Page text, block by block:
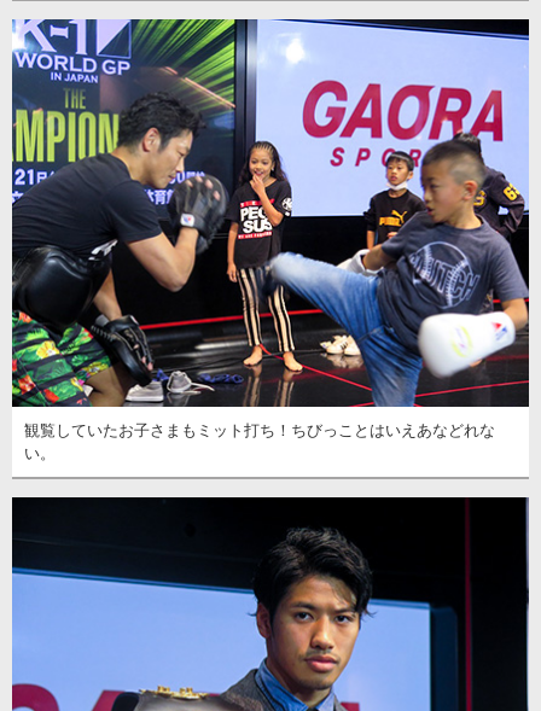
観覧していたお子さまもミット打ち！ちびっことはいえあなどれな
い。